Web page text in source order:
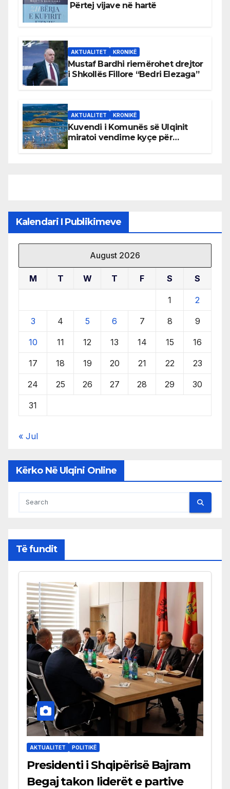
Përtej vijave në hartë
AKTUALITET KRONIKË
Mustaf Bardhi riemërohet drejtor
i Shkollës Fillore “Bedri Elezaga”
AKTUALITET KRONIKË
Kuvendi i Komunës së Ulqinit
miratoi vendime kyçe për
Kalendari I Publikimeve
August 2026
M T W T F S S
1 2
3 4 5 6 7 8 9
10 11 12 13 14 15 16
17 18 19 20 21 22 23
24 25 26 27 28 29 30
31
« Jul
Kërko Në Ulqini Online
Të fundit
AKTUALITET POLITIKË
Presidenti i Shqipërisë Bajram
Begaj takon liderët e partive